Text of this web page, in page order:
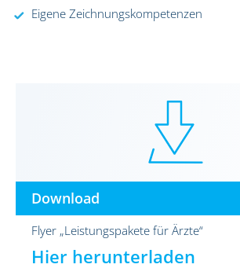
Eigene Zeichnungskompetenzen
Download
Flyer „Leistungspakete für Ärzte“
Hier herunterladen